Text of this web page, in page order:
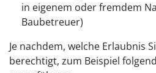
in eigenem oder fremdem
Baubetreuer)
Je nachdem, welche Erlaubnis
berechtigt, zum Beispiel